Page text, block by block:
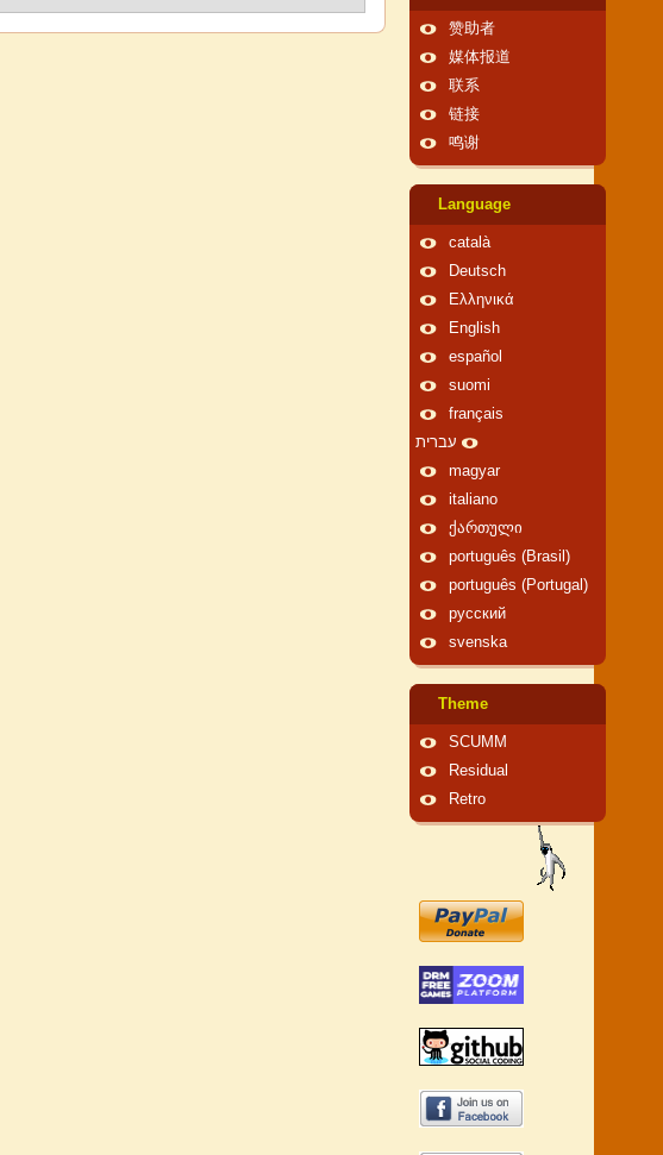
赞助者
媒体报道
联系
链接
鸣谢
Language
català
Deutsch
Ελληνικά
English
español
suomi
français
עברית
magyar
italiano
ქართული
português (Brasil)
português (Portugal)
русский
svenska
Theme
SCUMM
Residual
Retro